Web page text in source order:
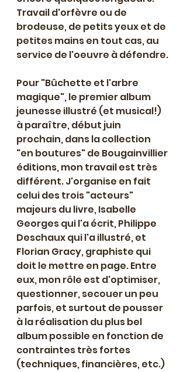
Travail d'orfèvre ou de
brodeuse, de petits yeux et de
petites mains en tout cas, au
service de l'oeuvre à défendre.
Pour "Bûchette et l'arbre
magique", le premier album
jeunesse illustré (et musical!)
à paraître, début juin
prochain, dans la collection
"en boutures" de Bougainvillier
éditions, mon travail est très
différent. J'organise en fait
celui des trois "acteurs"
majeurs du livre, Isabelle
Georges qui l'a écrit, Philippe
Deschaux qui l'a illustré, et
Florian Gracy, graphiste qui
doit le mettre en page. Entre
eux, mon rôle est d'optimiser,
questionner, secouer un peu
parfois, et surtout de pousser
à la réalisation du plus bel
album possible en fonction de
contraintes très fortes
(techniques, financières, etc.)